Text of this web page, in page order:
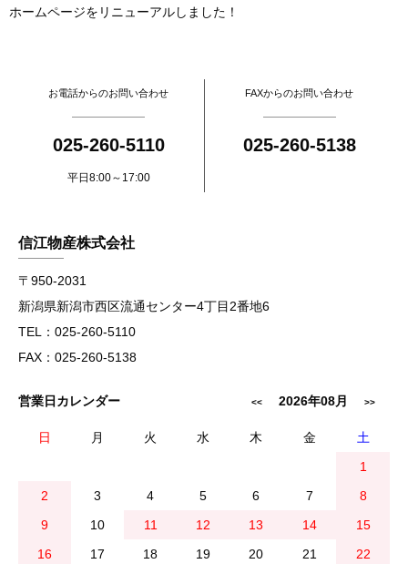
ホームページをリニューアルしました！
お電話からのお問い合わせ
025-260-5110
平日8:00～17:00
FAXからのお問い合わせ
025-260-5138
信江物産株式会社
〒950-2031
新潟県新潟市西区流通センター4丁目2番地6
TEL：025-260-5110
FAX：025-260-5138
営業日カレンダー <<2026年08月 >>
日 月 火 水 木 金
土
1
2
3 4 5 6 7
8
9
10 11 12 13 14
15
16
17 18 19 20 21 22